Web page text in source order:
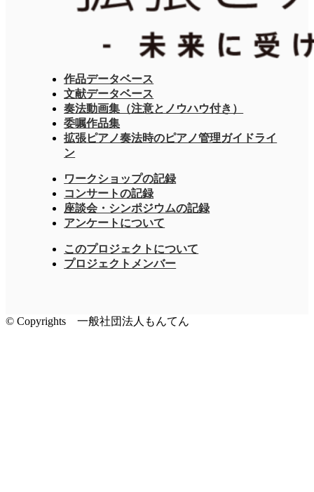
作品データベース
文献データベース
奏法動画集（注意とノウハウ付き）
委嘱作品集
拡張ピアノ奏法時のピアノ管理ガイドライ
ン
ワークショップの記録
コンサートの記録
座談会・シンポジウムの記録
アンケートについて
このプロジェクトについて
プロジェクトメンバー
© Copyrights 一般社団法人もんてん